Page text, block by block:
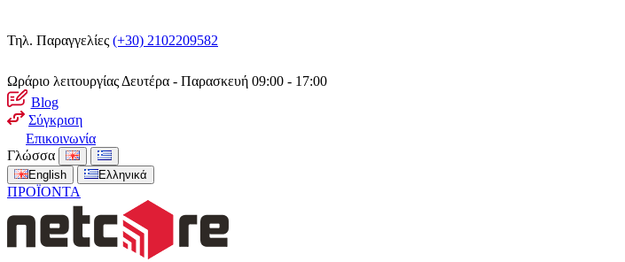
Τηλ. Παραγγελίες (+30) 2102209582
Ωράριο λειτουργίας Δευτέρα - Παρασκευή 09:00 - 17:00
Blog
Σύγκριση
Επικοινωνία
Γλώσσα
English Ελληνικά
ΠΡΟΪΟΝΤΑ